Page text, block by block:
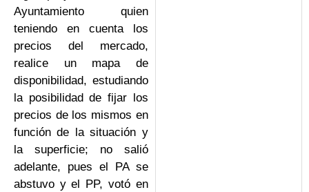
Ayuntamiento quien
teniendo en cuenta los
precios del mercado,
realice un mapa de
disponibilidad, estudiando
la posibilidad de fijar los
precios de los mismos en
función de la situación y
la superficie; no salió
adelante, pues el PA se
abstuvo y el PP, votó en